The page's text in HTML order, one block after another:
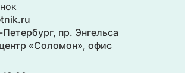
пр. Энгельса
«Соломон», офис